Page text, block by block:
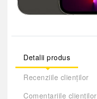
Detalii produs
Recenziile clienților
Comentariile clienților